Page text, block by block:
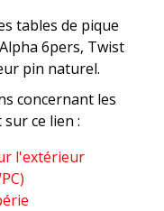
tables de pique
6pers, Twist
pin naturel.
concernant les
ce lien :
l'extérieur